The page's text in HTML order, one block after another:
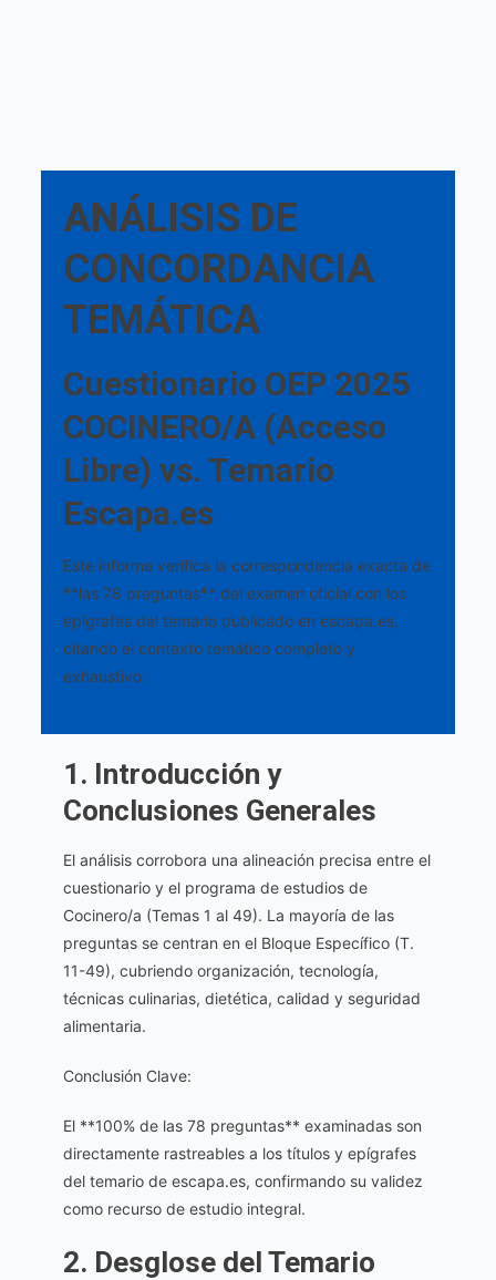
ANÁLISIS DE
CONCORDANCIA
TEMÁTICA
Cuestionario OEP 2025
COCINERO/A (Acceso
Libre) vs. Temario
Escapa.es
Este informe verifica la correspondencia exacta de
**las 78 preguntas** del examen oficial con los
epígrafes del temario publicado en escapa.es,
citando el contexto temático completo y
exhaustivo.
1. Introducción y
Conclusiones Generales
El análisis corrobora una alineación precisa entre el
cuestionario y el programa de estudios de
Cocinero/a (Temas 1 al 49). La mayoría de las
preguntas se centran en el Bloque Específico (T.
11-49), cubriendo organización, tecnología,
técnicas culinarias, dietética, calidad y seguridad
alimentaria.
Conclusión Clave:
El **100% de las 78 preguntas** examinadas son
directamente rastreables a los títulos y epígrafes
del temario de escapa.es, confirmando su validez
como recurso de estudio integral.
2. Desglose del Temario